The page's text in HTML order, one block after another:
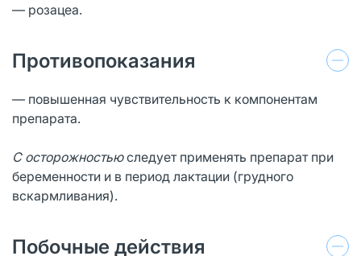
— розацеа.
Противопоказания
— повышенная чувствительность к компонентам
препарата.
С осторожностьюследует применять препарат при
беременности и в период лактации (грудного
вскармливания).
Побочные действия